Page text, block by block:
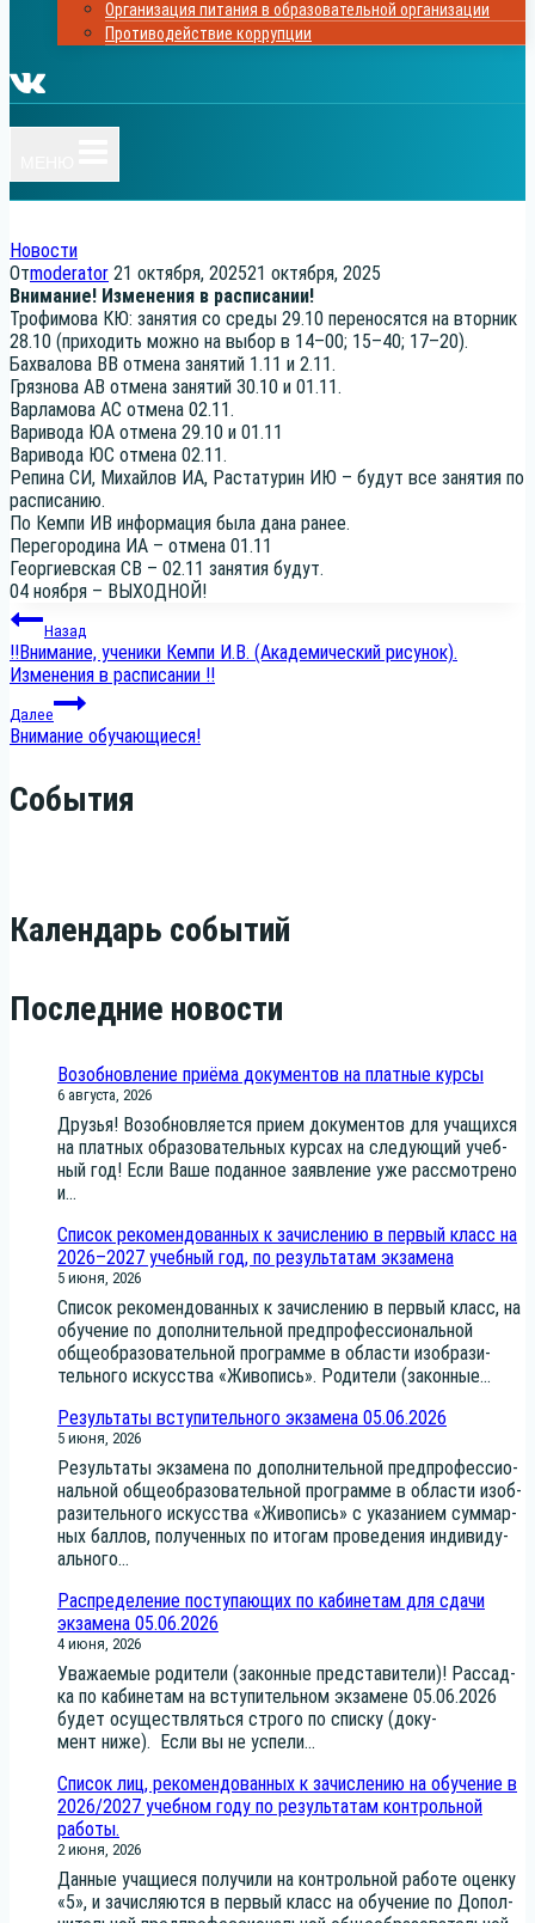
Организация питания в образовательной организации
Противодействие коррупции
Новости
Отmoderator 21 октября, 202521 октября, 2025
Вни­ма­ние! Изме­не­ния в расписании!
Тро­фи­мо­ва КЮ: заня­тия со сре­ды 29.10 пере­но­сят­ся на втор­ник
28.10 (при­хо­дить мож­но на выбор в 14–00; 15–40; 17–20).
Бахва­ло­ва ВВ отме­на заня­тий 1.11 и 2.11.
Гряз­но­ва АВ отме­на заня­тий 30.10 и 01.11.
Вар­ла­мо­ва АС отме­на 02.11.
Вари­во­да ЮА отме­на 29.10 и 01.11
Вари­во­да ЮС отме­на 02.11.
Репи­на СИ, Михай­лов ИА, Рас­та­ту­рин ИЮ – будут все заня­тия по
рас­пи­са­нию.
По Кем­пи ИВ инфор­ма­ция была дана ранее.
Пере­го­ро­ди­на ИА – отме­на 01.11
Геор­ги­ев­ская СВ – 02.11 заня­тия будут.
04 нояб­ря – ВЫХОДНОЙ!
Навигация
по
записям
Назад
‼️Внимание, ученики Кемпи И.В. (Академический рисунок).
Изменения в расписании ‼️
Далее
Внимание обучающиеся!
События
Календарь событий
Последние новости
Возобновление приёма документов на платные курсы
6 августа, 2026
Дру­зья! Воз­об­нов­ля­ет­ся при­ем доку­мен­тов для уча­щих­ся
на плат­ных обра­зо­ва­тель­ных кур­сах на сле­ду­ю­щий учеб­
ный год! Если Ваше подан­ное заяв­ле­ние уже рас­смот­ре­но
и...
Список рекомендованных к зачислению в первый класс на
2026–2027 учебный год, по результатам экзамена
5 июня, 2026
Спи­сок реко­мен­до­ван­ных к зачис­ле­нию в пер­вый класс, на
обу­че­ние по допол­ни­тель­ной пред­про­фес­си­о­наль­ной
обще­об­ра­зо­ва­тель­ной про­грам­ме в обла­сти изоб­ра­зи­
тель­но­го искус­ства «Живо­пись». Роди­те­ли (закон­ные...
Результаты вступительного экзамена 05.06.2026
5 июня, 2026
Резуль­та­ты экза­ме­на по допол­ни­тель­ной пред­про­фес­си­о­
наль­ной обще­об­ра­зо­ва­тель­ной про­грам­ме в обла­сти изоб­
ра­зи­тель­но­го искус­ства «Живо­пись» с ука­за­ни­ем сум­мар­
ных бал­лов, полу­чен­ных по ито­гам про­ве­де­ния инди­ви­ду­
аль­но­го...
Распределение поступающих по кабинетам для сдачи
экзамена 05.06.2026
4 июня, 2026
Ува­жа­е­мые роди­те­ли (закон­ные пред­ста­ви­те­ли)! Рас­сад­
ка по каби­не­там на всту­пи­тель­ном экза­мене 05.06.2026
будет осу­ществ­лять­ся стро­го по спис­ку (доку­
мент ниже). Если вы не успе­ли...
Список лиц, рекомендованных к зачислению на обучение в
2026/2027 учебном году по результатам контрольной
работы.
2 июня, 2026
Дан­ные уча­щи­е­ся полу­чи­ли на кон­троль­ной рабо­те оцен­ку
«5», и зачис­ля­ют­ся в пер­вый класс на обу­че­ние по Допол­